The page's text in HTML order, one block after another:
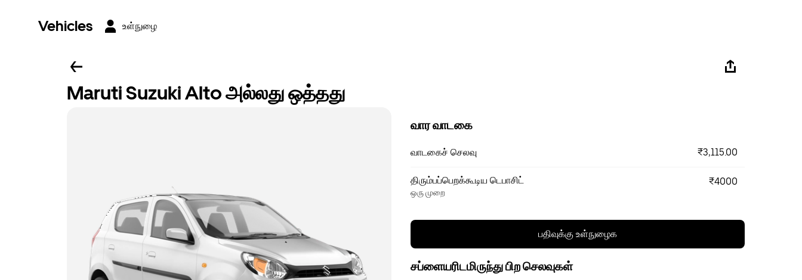
Vehicles உள்நுழை
Maruti Suzuki Alto அல்லது ஒத்தது
வார வாடகை
வாடகைச் செலவு ₹3,115.00
திரும்பப்பெறக்கூடிய டெபாசிட்
ஒரு முறை
₹4000
பதிவுக்கு உள்நுழைக
சப்ளையரிடமிருந்து பிற செலவுகள்